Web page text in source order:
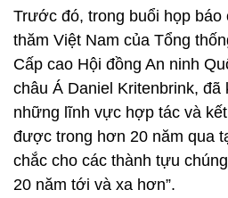
Trước đó, trong buổi họp báo
thăm Việt Nam của Tổng
Cấp cao Hội đồng An ninh
châu Á Daniel Kritenbrink, đã
những lĩnh vực hợp tác và
được trong hơn 20 năm qua
chắc cho các thành tựu
20 năm tới và xa hơn”.